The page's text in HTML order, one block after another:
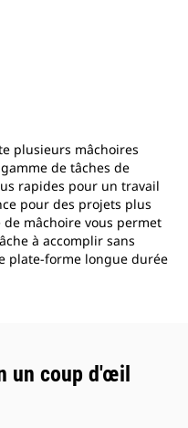
plusieurs mâchoires
de tâches de
rapides pour un travail
pour des projets plus
mâchoire vous permet
à accomplir sans
plate-forme longue durée
un coup d'œil